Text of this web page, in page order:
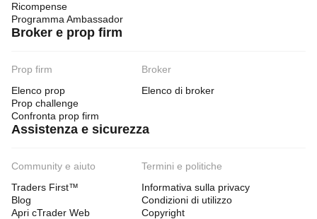
Ricompense
Programma Ambassador
Broker e prop firm
Prop firm
Elenco prop
Prop challenge
Confronta prop firm
Broker
Elenco di broker
Assistenza e sicurezza
Community e aiuto
Traders First™
Blog
Apri cTrader Web
Termini e politiche
Informativa sulla privacy
Condizioni di utilizzo
Copyright